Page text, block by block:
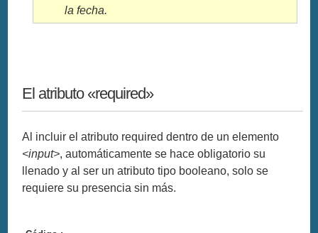
la fecha.
El atributo «required»
Al incluir el atributo required dentro de un elemento
<input>, automáticamente se hace obligatorio su
llenado y al ser un atributo tipo booleano, solo se
requiere su presencia sin más.